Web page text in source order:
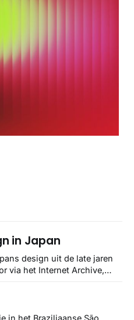
in Japan
design uit de late jaren
via het Internet Archive,
hebben ze alle scans een
deze manier vind ik ze er
in het Braziliaanse São